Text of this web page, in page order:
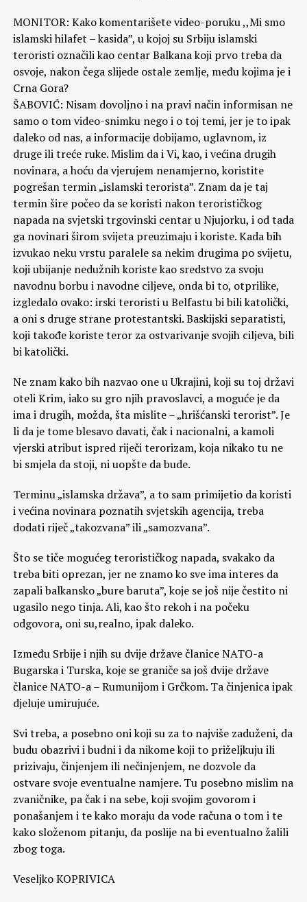
MONITOR: Kako komentarišete video-poruku ,,Mi smo
islamski hilafet – kasida”, u kojoj su Srbiju islamski
teroristi označili kao centar Balkana koji prvo treba da
osvoje, nakon čega slijede ostale zemlje, među kojima je i
Crna Gora?
ŠABOVIĆ: Nisam dovoljno i na pravi način informisan ne
samo o tom video-snimku nego i o toj temi, jer je to ipak
daleko od nas, a informacije dobijamo, uglavnom, iz
druge ili treće ruke. Mislim da i Vi, kao, i većina drugih
novinara, a hoću da vjerujem nenamjerno, koristite
pogrešan termin „islamski terorista”. Znam da je taj
termin šire počeo da se koristi nakon terorističkog
napada na svjetski trgovinski centar u Njujorku, i od tada
ga novinari širom svijeta preuzimaju i koriste. Kada bih
izvukao neku vrstu paralele sa nekim drugima po svijetu,
koji ubijanje nedužnih koriste kao sredstvo za svoju
navodnu borbu i navodne ciljeve, onda bi to, otprilike,
izgledalo ovako: irski teroristi u Belfastu bi bili katolički,
a oni s druge strane protestantski. Baskijski separatisti,
koji takođe koriste teror za ostvarivanje svojih ciljeva, bili
bi katolički.
Ne znam kako bih nazvao one u Ukrajini, koji su toj državi
oteli Krim, iako su gro njih pravoslavci, a moguće je da
ima i drugih, možda, šta mislite – „hrišćanski terorist”. Je
li da je tome blesavo davati, čak i nacionalni, a kamoli
vjerski atribut ispred riječi terorizam, koja nikako tu ne
bi smjela da stoji, ni uopšte da bude.
Terminu „islamska država”, a to sam primijetio da koristi
i većina novinara poznatih svjetskih agencija, treba
dodati riječ „takozvana” ili „samozvana”.
Što se tiče mogućeg terorističkog napada, svakako da
treba biti oprezan, jer ne znamo ko sve ima interes da
zapali balkansko „bure baruta”, koje se još nije čestito ni
ugasilo nego tinja. Ali, kao što rekoh i na počeku
odgovora, oni su,realno, ipak daleko.
Između Srbije i njih su dvije države članice NATO-a
Bugarska i Turska, koje se graniče sa još dvije države
članice NATO-a – Rumunijom i Grčkom. Ta činjenica ipak
djeluje umirujuće.
Svi treba, a posebno oni koji su za to najviše zaduženi, da
budu obazrivi i budni i da nikome koji to priželjkuju ili
prizivaju, činjenjem ili nečinjenjem, ne dozvole da
ostvare svoje eventualne namjere. Tu posebno mislim na
zvaničnike, pa čak i na sebe, koji svojim govorom i
ponašanjem i te kako moraju da vode računa o tom i te
kako složenom pitanju, da poslije na bi eventualno žalili
zbog toga.
Veseljko KOPRIVICA